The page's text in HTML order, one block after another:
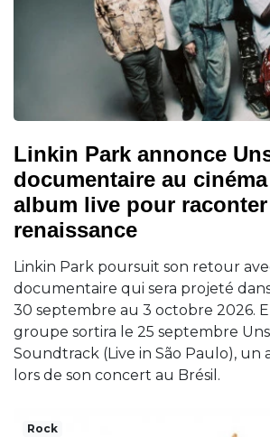
Linkin Park annonce
documentaire au
album live pour
renaissance
Linkin Park poursuit son retour
documentaire qui sera projeté
30 septembre au 3 octobre 2026.
groupe sortira le 25 septembre
Soundtrack (Live in São Paulo),
lors de son concert au Brésil.
Rock